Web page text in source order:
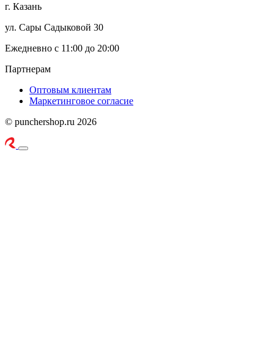
г. Казань
ул. Сары Садыковой 30
Ежедневно с 11:00 до 20:00
Партнерам
Оптовым клиентам
Маркетинговое согласие
© punchershop.ru 2026